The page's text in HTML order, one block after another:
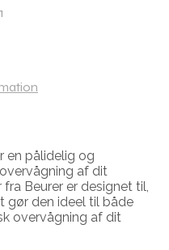
en pålidelig og
af dit
Beurer er designet til,
gør den ideel til både
overvågning af dit